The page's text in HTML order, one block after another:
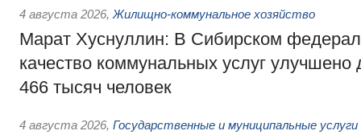
4 августа 2026, Жилищно-коммунальное хозяйство
Марат Хуснуллин: В Сибирском
качество коммунальных услуг
466 тысяч человек
4 августа 2026, Государственные и муниципальные услуги